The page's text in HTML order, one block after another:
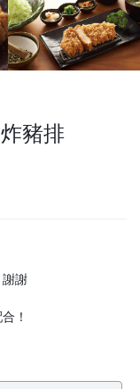
豬排
謝
！